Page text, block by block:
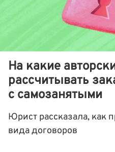
На какие
рассчитывать
с самозанятыми
Юрист рассказала, как
вида договоров